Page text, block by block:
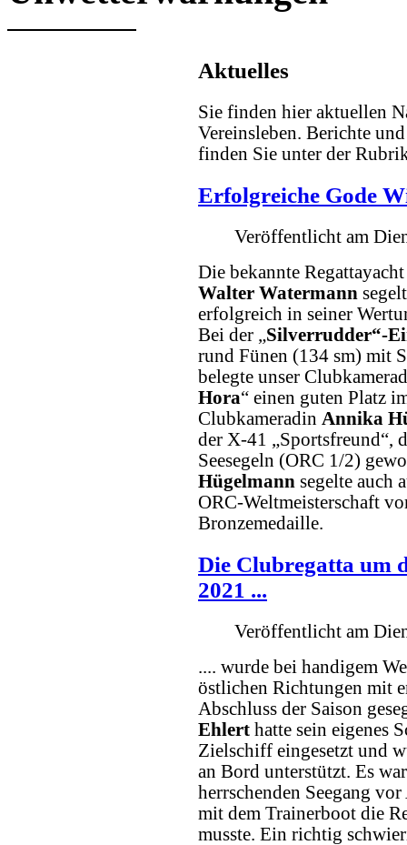
Aktuelles
Sie finden hier aktuellen
Vereinsleben. Berichte
finden Sie unter der
Erfolgreiche Gode
Veröffentlicht am
Die bekannte Regattayacht
Walter Watermann
erfolgreich in seiner
Bei der „Silverrudder“-
rund Fünen (134 sm) mit
belegte unser
Hora“ einen guten Platz
Clubkameradin Annika
der X-41 „Sportsfreund“,
Seesegeln (ORC 1/2)
Hügelmann segelte auch
ORC-Weltmeisterschaft
Bronzemedaille.
Die Clubregatta um
2021 ...
Veröffentlicht am
.... wurde bei handigem
östlichen Richtungen mit
Abschluss der Saison
Ehlert hatte sein eigenes
Zielschiff eingesetzt und
an Bord unterstützt. Es
herrschenden Seegang
mit dem Trainerboot die
musste. Ein richtig